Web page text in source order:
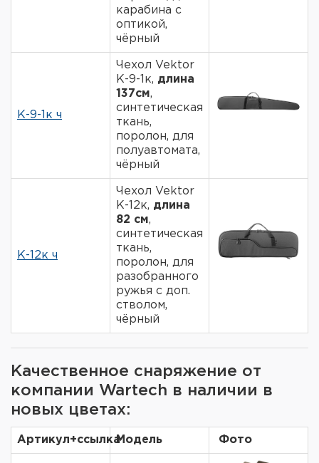
карабина с
оптикой,
чёрный
К-9-1к ч
Чехол Vektor
К-9-1к, длина
137см,
синтетическая
ткань,
поролон, для
полуавтомата,
чёрный
К-12к ч
Чехол Vektor
К-12к, длина
82 см,
синтетическая
ткань,
поролон, для
разобранного
ружья с доп.
стволом,
чёрный
Качественное снаряжение от
компании Wartech в наличии в
новых цветах:
Артикул+ссылкаМодель Фото